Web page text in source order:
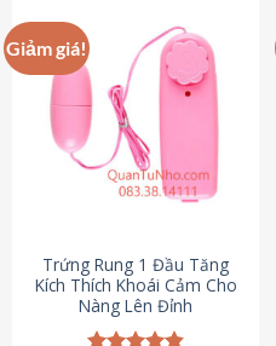
Giảm giá!
Trứng Rung 1 Đầu Tăng
Kích Thích Khoái Cảm Cho
Nàng Lên Đỉnh